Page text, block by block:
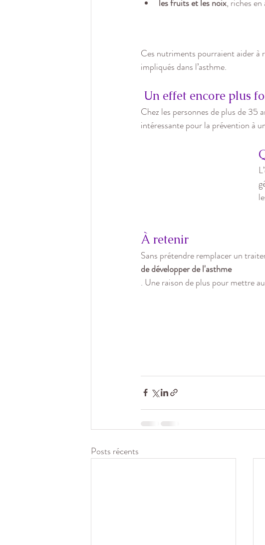
les fruits et les noix, riches
Ces nutriments pourraient aider à
impliqués dans l’asthme.
Un effet encore plus
Chez les personnes de plus de
intéressante pour la prévention à
À retenir
Sans prétendre remplacer un
de développer de l'asthme
. Une raison de plus pour mettre
Posts récents